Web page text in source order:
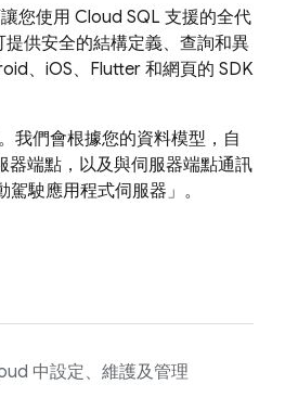
您使用 Cloud SQL 支援的全代
供安全的結構定義、查詢和異
、iOS、Flutter 和網頁的 SDK
我們會根據您的資料模型，自
端點，以及與伺服器端點通訊
駛應用程式伺服器」。
中設定、維護及管理